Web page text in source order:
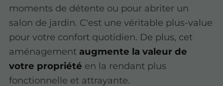
moments de détente ou pour abriter un
salon de jardin. C'est une véritable plus-value
pour votre confort quotidien. De plus, cet
aménagement augmente la valeur de
votre propriété en la rendant plus
fonctionnelle et attrayante.